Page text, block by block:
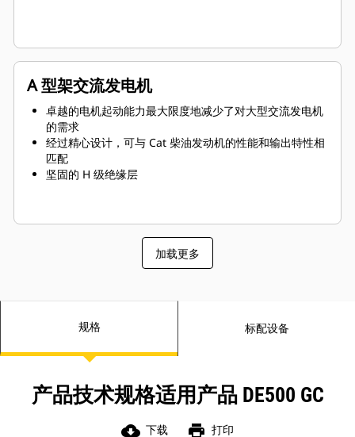
A 型架交流发电机
卓越的电机起动能力最大限度地减少了对大型交流发电机
的需求
经过精心设计，可与 Cat 柴油发动机的性能和输出特性相
匹配
坚固的 H 级绝缘层
加载更多
规格 标配设备
产品技术规格适用产品 DE500 GC
cloud_download 下载 print 打印